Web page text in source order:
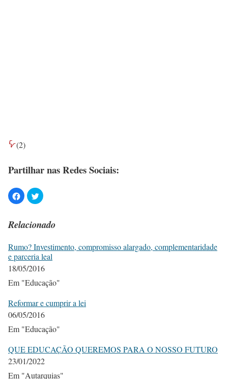
(2)
Partilhar nas Redes Sociais:
Relacionado
Rumo? Investimento, compromisso alargado, complementaridade
e parceria leal
18/05/2016
Em "Educação"
Reformar e cumprir a lei
06/05/2016
Em "Educação"
QUE EDUCAÇÃO QUEREMOS PARA O NOSSO FUTURO
23/01/2022
Em "Autarquias"